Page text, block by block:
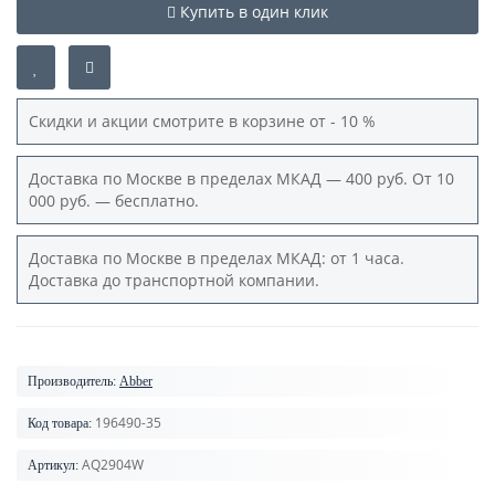
Купить в один клик
Скидки и акции смотрите в корзине от - 10 %
Доставка по Москве в пределах МКАД — 400 руб. От 10
000 руб. — бесплатно.
Доставка по Москве в пределах МКАД: от 1 часа.
Доставка до транспортной компании.
Производитель: Abber
Код товара: 196490-35
Артикул: AQ2904W